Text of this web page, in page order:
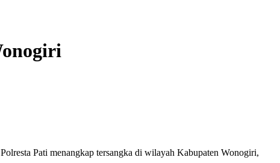
Pati menangkap tersangka di wilayah Kabupaten Wonogiri,